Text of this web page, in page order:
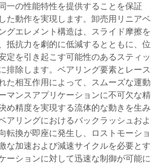
一の性能特性を提供することを保証
た動作を実現します。卸売用リニアベ
グエレメント構造は、スライド摩擦を
抵抗力を劇的に低減するとともに、位
定を引き起こす可能性のあるスティッ
排除します。ベアリング要素とレース
た相互作用によって、スムーズな運動
マンスアプリケーションに不可欠な精
め精度を実現する流体的な動きを生み
アリングにおけるバックラッシュおよ
転換が即座に発生し、ロストモーショ
な加速および減速サイクルを必要とす
ーションに対して迅速な制御が可能に